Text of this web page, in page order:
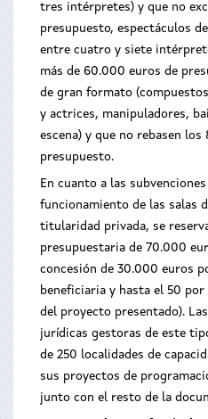
tres intérpretes) y que no
presupuesto, espectáculos
entre cuatro y siete
más de 60.000 euros de
de gran formato
y actrices, manipuladores,
escena) y que no rebasen
presupuesto.
En cuanto a las
funcionamiento de las salas
titularidad privada, se
presupuestaria de 70.000
concesión de 30.000 euros
beneficiaria y hasta el 50
del proyecto presentado).
jurídicas gestoras de este
de 250 localidades de
sus proyectos de
junto con el resto de la